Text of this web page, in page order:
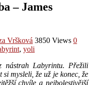
– James
Vršková 3850 Views 0
, yoli
nástrah Labyrintu. Přežili
mysleli, že už je konec, že
chvíle a nejbolestivější